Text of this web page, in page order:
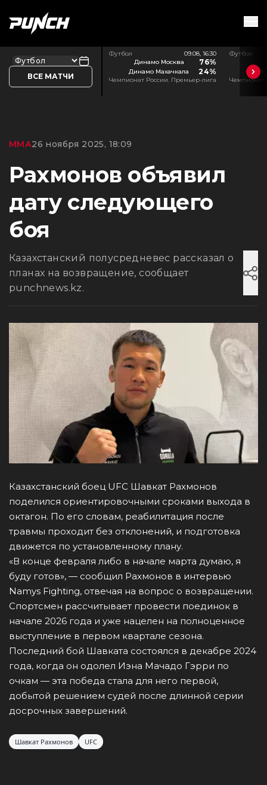
ВСЕ МАТЧИ
Футбол
09.08, 16:30
Динамо Москва
76%
Динамо Махачкала 24%
Чемпионат России. Премьер-лига
Футбол
Чемпионат
ММА26 ноября 2025, 18:09
Рахмонов объявил
дату следующего
боя
Казахстанский полусредневес рассказал о
планах на возвращение, сообщает
punchnews.kz.
Казахстанский боец UFC Шавкат Рахмонов
поделился ориентировочными сроками выхода в
октагон. По его словам, реабилитация после
травмы проходит без отклонений, и подготовка
движется по установленному плану.
«В конце февраля либо в начале марта думаю, я
буду готов», — сообщил Рахмонов в интервью
Namys Fighting, отвечая на вопрос о возвращении.
Спортсмен рассчитывает провести поединок в
начале 2026 года и уже нацелен на полноценное
выступление в первом квартале сезона.
Последний бой Шавката состоялся в декабре 2024
года, когда он одолел Иэна Мачадо Гэрри по
очкам — эта победа стала для него первой,
добытой решением судей после длинной серии
досрочных завершений.
Шавкат Рахмонов UFC